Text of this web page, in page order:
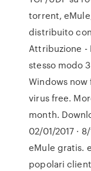
torrent,
distribuito
Attribuzione -
stesso modo
Windows now
virus free.
month.
02/01/2017 ·
eMule gratis.
popolari